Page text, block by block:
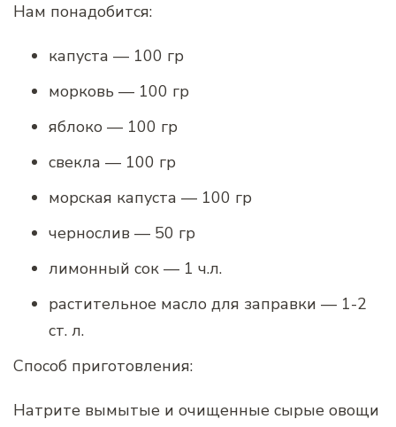
Нам понадобится:
капуста — 100 гр
морковь — 100 гр
яблоко — 100 гр
свекла — 100 гр
морская капуста — 100 гр
чернослив — 50 гр
лимонный сок — 1 ч.л.
растительное масло для заправки — 1-2
ст. л.
Способ приготовления:
Натрите вымытые и очищенные сырые овощи